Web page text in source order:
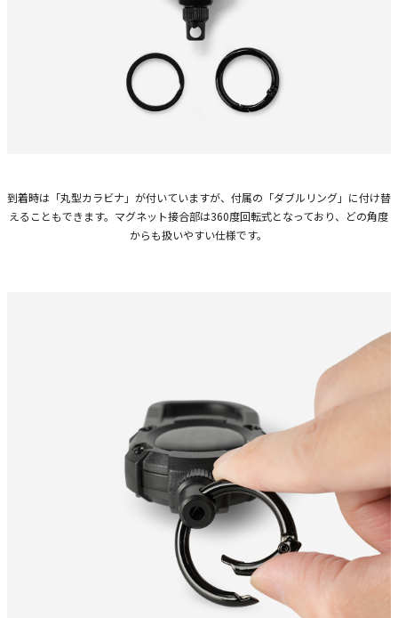
到着時は「丸型カラビナ」が付いていますが、付属の「ダブルリング」に付け替
えることもできます。マグネット接合部は360度回転式となっており、どの角度
からも扱いやすい仕様です。